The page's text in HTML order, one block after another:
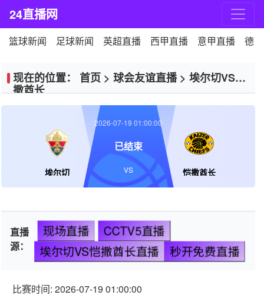
24直播网
篮球新闻 足球新闻 英超直播 西甲直播 意甲直播 德
现在的位置： 首页 > 球会友谊直播> 埃尔切VS恺
撒酋长
埃尔切 恺撒酋长
2026-07-19 01:00:00
已结束
VS
直播
源：
现场直播
CCTV5直播
埃尔切VS恺撒酋长直播
秒开免费直播
比赛时间: 2026-07-19 01:00:00